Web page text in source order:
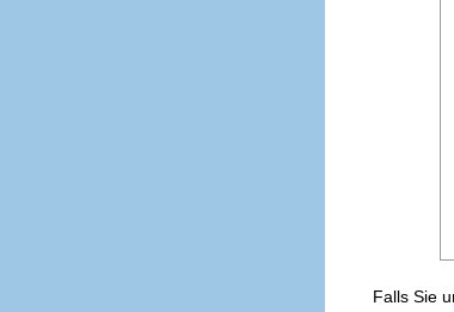
Falls Sie